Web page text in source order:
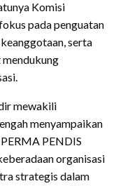
Komisi
pada penguatan
serta
mendukung
mewakili
menyampaikan
PENDIS
organisasi
strategis dalam